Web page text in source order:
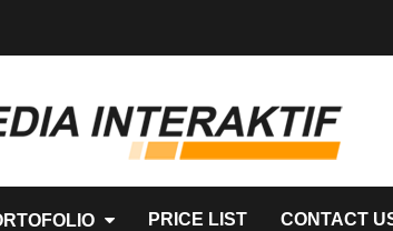
PRICE LIST CONTACT